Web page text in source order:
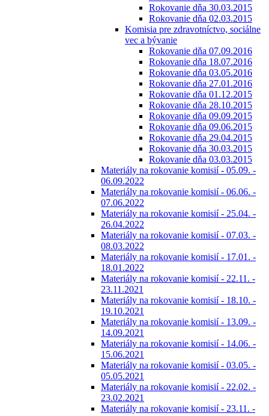
Rokovanie dňa 30.03.2015
Rokovanie dňa 02.03.2015
Komisia pre zdravotníctvo, sociálne
vec a bývanie
Rokovanie dňa 07.09.2016
Rokovanie dňa 18.07.2016
Rokovanie dňa 03.05.2016
Rokovanie dňa 27.01.2016
Rokovanie dňa 01.12.2015
Rokovanie dňa 28.10.2015
Rokovanie dňa 09.09.2015
Rokovanie dňa 09.06.2015
Rokovanie dňa 29.04.2015
Rokovanie dňa 30.03.2015
Rokovanie dňa 03.03.2015
Materiály na rokovanie komisií - 05.09. -
06.09.2022
Materiály na rokovanie komisií - 06.06. -
07.06.2022
Materiály na rokovanie komisií - 25.04. -
26.04.2022
Materiály na rokovanie komisií - 07.03. -
08.03.2022
Materiály na rokovanie komisií - 17.01. -
18.01.2022
Materiály na rokovanie komisií - 22.11. -
23.11.2021
Materiály na rokovanie komisií - 18.10. -
19.10.2021
Materiály na rokovanie komisií - 13.09. -
14.09.2021
Materiály na rokovanie komisií - 14.06. -
15.06.2021
Materiály na rokovanie komisií - 03.05. -
05.05.2021
Materiály na rokovanie komisií - 22.02. -
23.02.2021
Materiály na rokovanie komisií - 23.11. -